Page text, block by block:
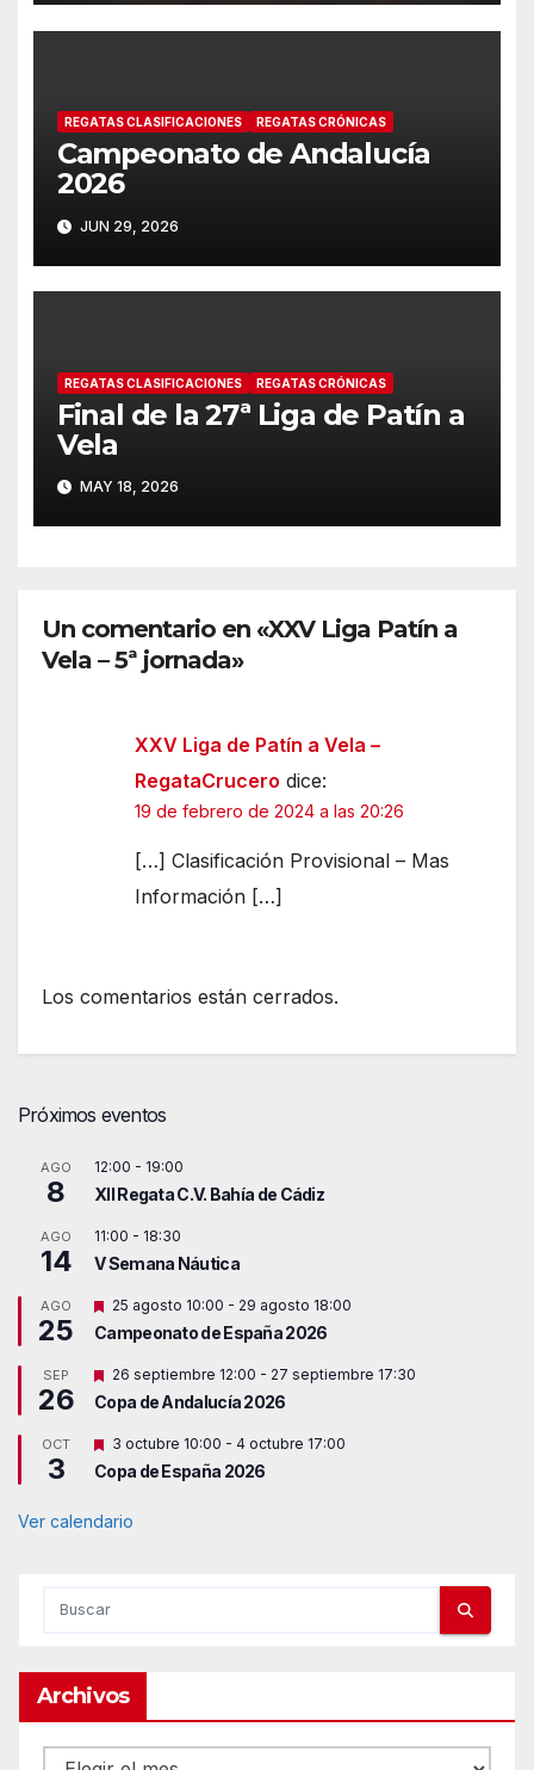
REGATAS CLASIFICACIONES REGATAS CRÓNICAS
Campeonato de Andalucía
2026
JUN 29, 2026
REGATAS CLASIFICACIONES REGATAS CRÓNICAS
Final de la 27ª Liga de Patín a
Vela
MAY 18, 2026
Un comentario en «XXV Liga Patín a
Vela – 5ª jornada»
XXV Liga de Patín a Vela –
RegataCrucero dice:
19 de febrero de 2024 a las 20:26
[…] Clasificación Provisional – Mas
Información […]
Los comentarios están cerrados.
Próximos eventos
AGO
8
12:00 - 19:00
XII Regata C.V. Bahía de Cádiz
AGO
14
11:00 - 18:30
V Semana Náutica
AGO
25
D
s
a
c
d
25 agosto 10:00 - 29 agosto 18:00
Campeonato de España 2026
SEP
26
D
s
a
c
o
26 septiembre 12:00 - 27 septiembre 17:30
Copa de Andalucía 2026
OCT
3
D
s
a
3 octubre 10:00 - 4 octubre 17:00
Copa de España 2026
Ver calendario
Archivos
Archivos